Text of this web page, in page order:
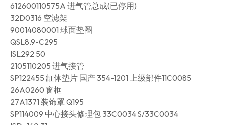
612600110575A 进气管总成(已停用)
32D0316 空滤架
90014080001 球面垫圈
QSL8.9-C295
ISL292 50
2105110205 进气接管
SP122455 缸体垫片 国产 354-1201 上级部件11C0085
26A0260 窗框
27A1371 装饰罩 Q195
SP114009 中心接头修理包 33C0034 S/33C0034